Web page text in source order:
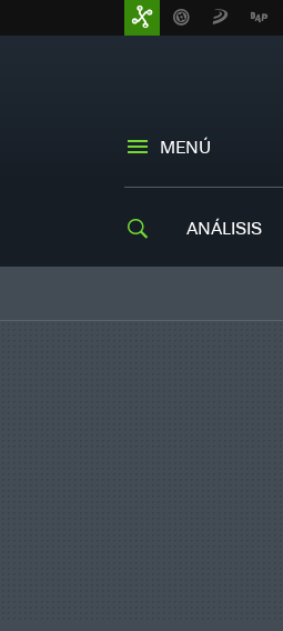
MENÚ
ANÁLISIS